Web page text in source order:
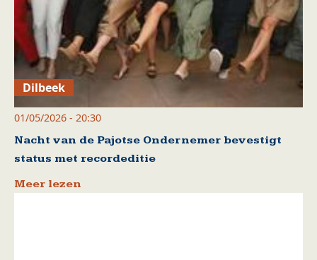
Dilbeek
01/05/2026 - 20:30
Nacht van de Pajotse Ondernemer bevestigt
status met recordeditie
Meer lezen